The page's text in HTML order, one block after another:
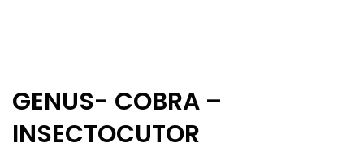
GENUS- COBRA –
INSECTOCUTOR